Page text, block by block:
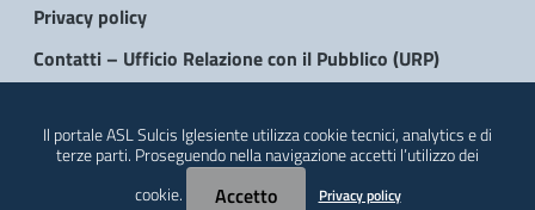
Privacy policy
Contatti – Ufficio Relazione con il Pubblico (URP)
Il portale ASL Sulcis Iglesiente utilizza cookie tecnici, analytics e di
terze parti. Proseguendo nella navigazione accetti l’utilizzo dei
cookie.
Accetto Privacy policy